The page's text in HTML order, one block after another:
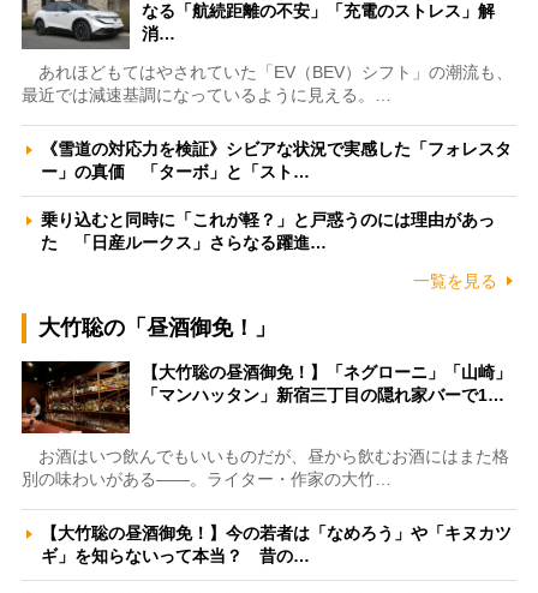
なる「航続距離の不安」「充電のストレス」解
消…
あれほどもてはやされていた「EV（BEV）シフト」の潮流も、
最近では減速基調になっているように見える。…
《雪道の対応力を検証》シビアな状況で実感した「フォレスタ
ー」の真価 「ターボ」と「スト…
乗り込むと同時に「これが軽？」と戸惑うのには理由があっ
た 「日産ルークス」さらなる躍進…
一覧を見る
大竹聡の「昼酒御免！」
【大竹聡の昼酒御免！】「ネグローニ」「山崎」
「マンハッタン」新宿三丁目の隠れ家バーで1…
お酒はいつ飲んでもいいものだが、昼から飲むお酒にはまた格
別の味わいがある――。ライター・作家の大竹…
【大竹聡の昼酒御免！】今の若者は「なめろう」や「キヌカツ
ギ」を知らないって本当？ 昔の…